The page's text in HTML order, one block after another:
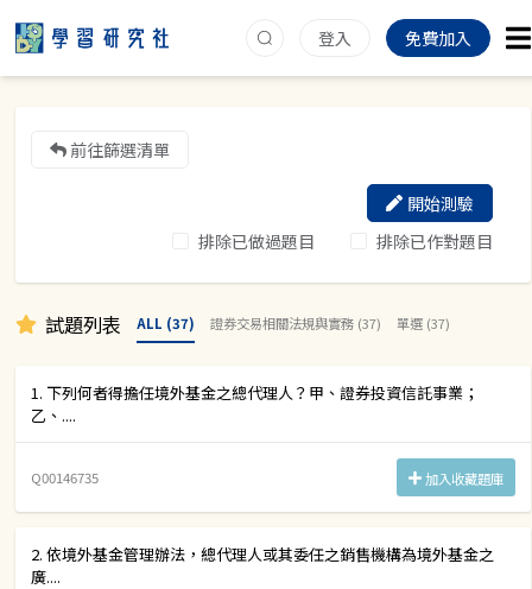
登入 免費加入
前往篩選清單
排除已做過題目 排除已作對題目
開始測驗
試題列表 ALL (37) 證券交易相關法規與實務 (37) 單選 (37)
1. 下列何者得擔任境外基金之總代理人？甲、證券投資信託事業；
乙、....
Q00146735 加入收藏題庫
2. 依境外基金管理辦法，總代理人或其委任之銷售機構為境外基金之
廣....